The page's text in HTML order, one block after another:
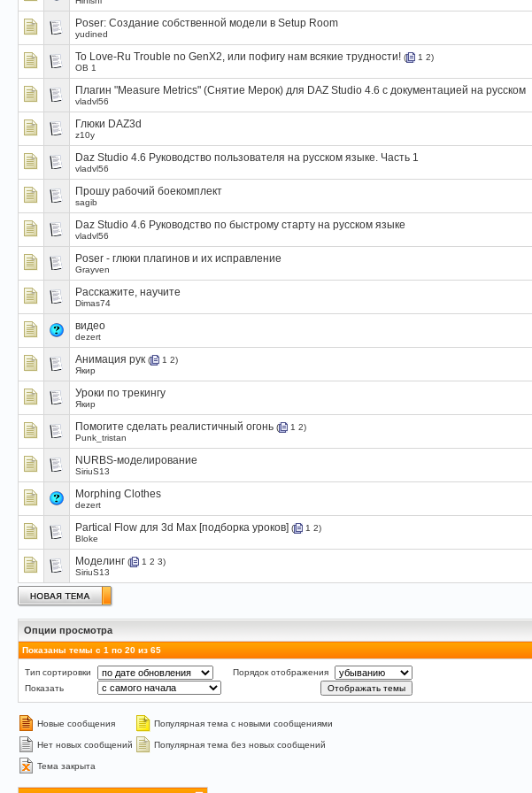
Poser: Создание собственной модели в Setup Room
yudined
To Love-Ru Trouble no GenX2, или пофигу нам всякие трудности! ( 1 2)
OB 1
Плагин "Measure Metrics" (Снятие Мерок) для DAZ Studio 4.6 с документацией на русском
vladvl56
Глюки DAZ3d
z10y
Daz Studio 4.6 Руководство пользователя на русском языке. Часть 1
vladvl56
Прошу рабочий боекомплект
sagib
Daz Studio 4.6 Руководство по быстрому старту на русском языке
vladvl56
Poser - глюки плагинов и их исправление
Grayven
Расскажите, научите
Dimas74
видео
dezert
Анимация рук ( 1 2)
Якир
Уроки по трекингу
Якир
Помогите сделать реалистичный огонь ( 1 2)
Punk_tristan
NURBS-моделирование
SiriuS13
Morphing Clothes
dezert
Partical Flow для 3d Max [подборка уроков] ( 1 2)
Bloke
Моделинг ( 1 2 3)
SiriuS13
Опции просмотра
Показаны темы с 1 по 20 из 65
Тип сортировки
Порядок отображения
Показать
Новые сообщения Популярная тема с новыми сообщениями
Нет новых сообщений Популярная тема без новых сообщений
Тема закрыта